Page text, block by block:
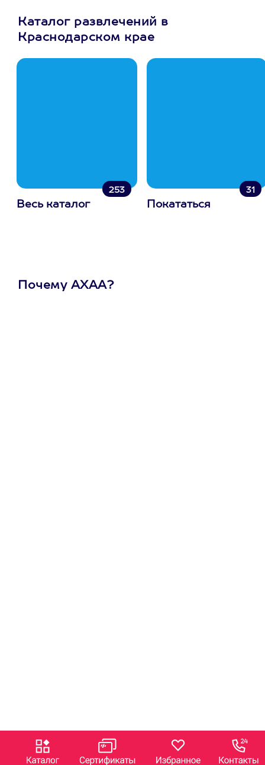
Каталог развлечений в
Краснодарском крае
253
Весь каталог
31
Покататься
Почему АХАА?